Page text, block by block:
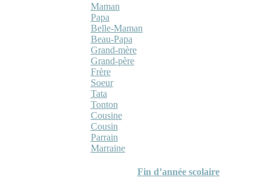
Maman
Papa
Belle-Maman
Beau-Papa
Grand-mère
Grand-père
Frère
Soeur
Tata
Tonton
Cousine
Cousin
Parrain
Marraine
Fin d’année scolaire